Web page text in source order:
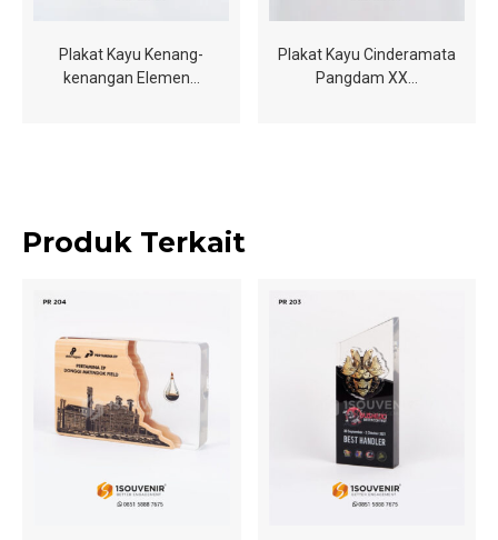
Plakat Kayu Kenang-
kenangan Elemen…
Plakat Kayu Cinderamata
Pangdam XX…
Produk Terkait